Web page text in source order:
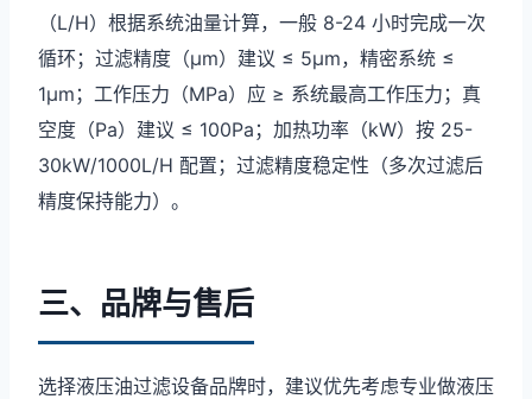
（L/H）根据系统油量计算，一般 8-24 小时完成一次
循环；过滤精度（μm）建议 ≤ 5μm，精密系统 ≤
1μm；工作压力（MPa）应 ≥ 系统最高工作压力；真
空度（Pa）建议 ≤ 100Pa；加热功率（kW）按 25-
30kW/1000L/H 配置；过滤精度稳定性（多次过滤后
精度保持能力）。
三、品牌与售后
选择液压油过滤设备品牌时，建议优先考虑专业做液压